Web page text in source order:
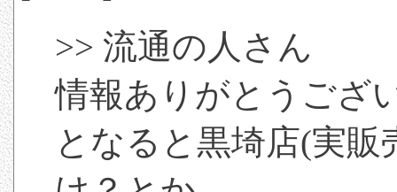
>> 流通の人さん
情報ありがとうござ
となると黒埼店(実